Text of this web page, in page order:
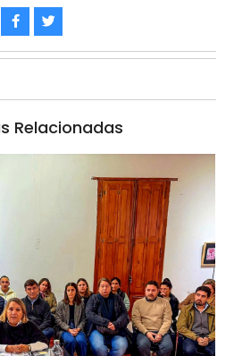
Relacionadas